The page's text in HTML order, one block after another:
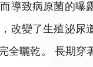
導致病原菌的曝
改變了生殖泌尿
全曬乾。 長期穿